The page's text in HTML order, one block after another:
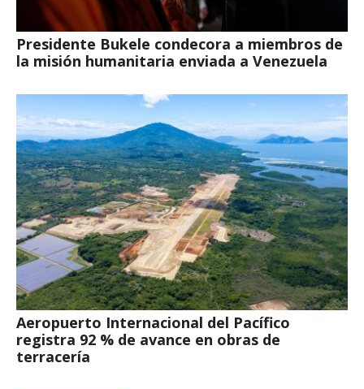
Presidente Bukele condecora a miembros de
la misión humanitaria enviada a Venezuela
Aeropuerto Internacional del Pacífico
registra 92 % de avance en obras de
terracería